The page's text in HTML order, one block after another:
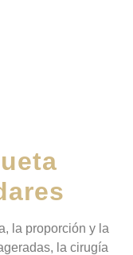
la proporción y la
la cirugía